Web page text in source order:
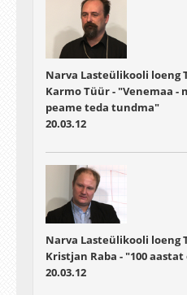
Narva Lasteülikooli loeng
Karmo Tüür - "Venemaa -
peame teda tundma"
20.03.12
Narva Lasteülikooli loeng
Kristjan Raba - "100
20.03.12